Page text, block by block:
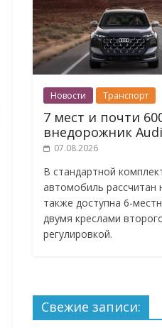
Новости Транспорт
7 мест и почти
внедорожник
07.08.2026
В стандартной
автомобиль рассчитан
также доступна 6-
двумя креслами
регулировкой.
Свежие записи: